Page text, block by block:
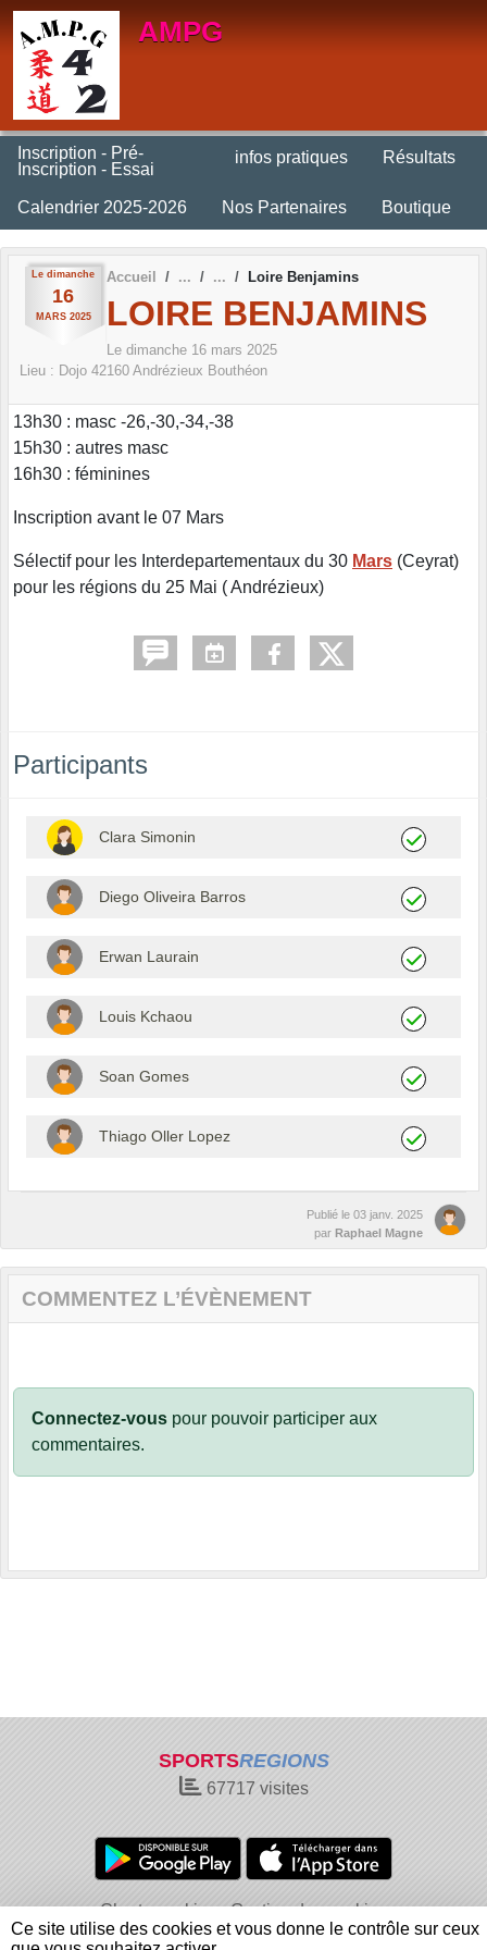
AMPG
Inscription - Pré-
Inscription - Essai
infos pratiques Résultats
Calendrier 2025-2026 Nos Partenaires Boutique
Le dimanche
16
MARS 2025
Accueil Loire Benjamins
LOIRE BENJAMINS
Le dimanche 16 mars 2025
Lieu : Dojo 42160 Andrézieux Bouthéon
13h30 : masc -26,-30,-34,-38
15h30 : autres masc
16h30 : féminines
Inscription avant le 07 Mars
Sélectif pour les Interdepartementaux du 30 Mars (Ceyrat)
pour les régions du 25 Mai ( Andrézieux)
Participants
Clara Simonin
Diego Oliveira Barros
Erwan Laurain
Louis Kchaou
Soan Gomes
Thiago Oller Lopez
Publié le 03 janv. 2025
par Raphael Magne
COMMENTEZ L’ÉVÈNEMENT
Connectez-vous pour pouvoir participer aux
commentaires.
SPORTSREGIONS
67717 visites
Charte cookies
Gestion des cookies
Informations légales
Signaler un contenu inapproprié
Panneau de gestion des cookies
Ce site utilise des cookies et vous donne le contrôle sur ceux